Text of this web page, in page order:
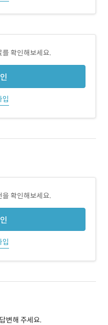
확인해보세요.
입
확인해보세요.
입
변해 주세요.